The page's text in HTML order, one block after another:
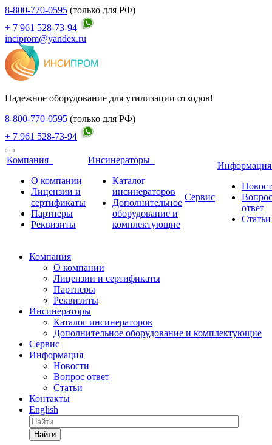
8-800-770-0595 (только для РФ)
+ 7 961 528-73-94
inciprom@yandex.ru
Надежное оборудование для утилизации отходов!
8-800-770-0595 (только для РФ)
+ 7 961 528-73-94
Компания
О компании
Лицензии и
сертификаты
Партнеры
Реквизиты
Инсинераторы
Каталог
инсинераторов
Дополнительное
оборудование и
комплектующие
Сервис
Вопрос
ответ
Статьи
Компания
О компании
Лицензии и сертификаты
Партнеры
Реквизиты
Инсинераторы
Каталог инсинераторов
Дополнительное оборудование и комплектующие
Сервис
Информация
Новости
Вопрос ответ
Статьи
Контакты
English
Найти